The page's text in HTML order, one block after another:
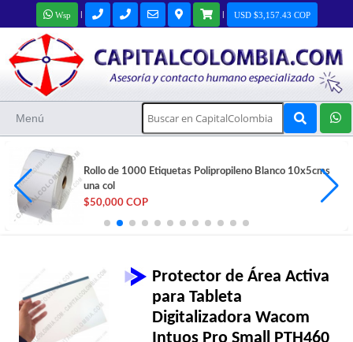
Wsp | | USD $3,157.43 COP
Menú
Impresora portátil 80mm USB + Bluetooth y Estuche
STAR-A300E
$312,000 COP
Protector de Área Activa
para Tableta
Digitalizadora Wacom